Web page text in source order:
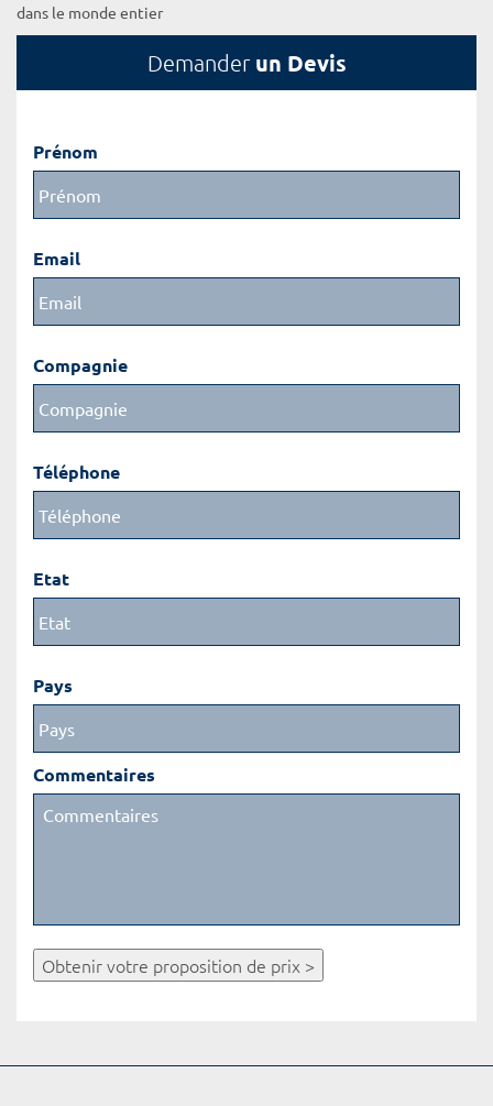
dans le monde entier
Demander un Devis
Prénom
Email
Compagnie
Téléphone
Etat
Pays
Commentaires
Obtenir votre proposition de prix >